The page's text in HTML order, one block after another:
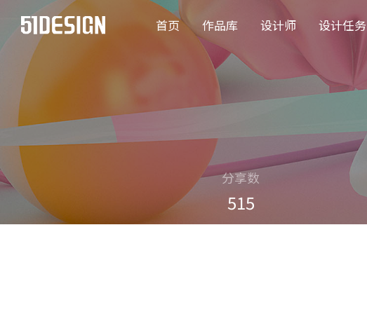
首页 作品库 设计师 设计任务
分享数
515